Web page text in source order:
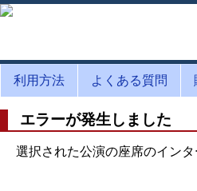
利用方法 よくある質問
エラーが発生しました
選択された公演の座席のイン